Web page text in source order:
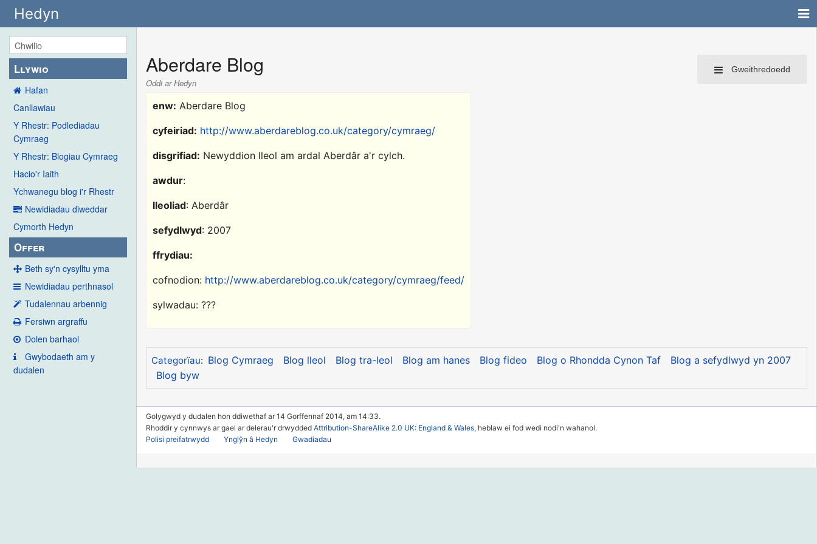
Hedyn
Llywio
Hafan
Canllawiau
Y Rhestr: Podlediadau
Cymraeg
Y Rhestr: Blogiau Cymraeg
Hacio'r Iaith
Ychwanegu blog i'r Rhestr
Newidiadau diweddar
Cymorth Hedyn
Offer
Beth sy'n cysylltu yma
Newidiadau perthnasol
Tudalennau arbennig
Fersiwn argraffu
Dolen barhaol
Gwybodaeth am y
dudalen
Gweithredoedd
Aberdare Blog
Oddi ar Hedyn
enw: Aberdare Blog
cyfeiriad: http://www.aberdareblog.co.uk/category/cymraeg/
disgrifiad: Newyddion lleol am ardal Aberdâr a'r cylch.
awdur:
lleoliad: Aberdâr
sefydlwyd: 2007
ffrydiau:
cofnodion: http://www.aberdareblog.co.uk/category/cymraeg/feed/
sylwadau: ???
Categorïau: Blog Cymraeg Blog lleol Blog tra-leol Blog am hanes Blog fideo Blog o Rhondda Cynon Taf
Blog a sefydlwyd yn 2007
Blog byw
Golygwyd y dudalen hon ddiwethaf ar 14 Gorffennaf 2014, am 14:33.
Rhoddir y cynnwys ar gael ar delerau'r drwyddedAttribution-ShareAlike 2.0 UK: England & Wales, heblaw ei fod wedi nodi'n wahanol.
Polisi preifatrwydd
Ynglŷn â Hedyn Gwadiadau